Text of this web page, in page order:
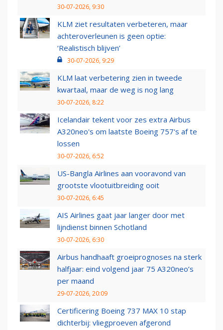
30-07-2026, 9:30
KLM ziet resultaten verbeteren, maar
achteroverleunen is geen optie:
‘Realistisch blijven’
30-07-2026, 9:29
KLM laat verbetering zien in tweede
kwartaal, maar de weg is nog lang
30-07-2026, 8:22
Icelandair tekent voor zes extra Airbus
A320neo's om laatste Boeing 757's af te
lossen
30-07-2026, 6:52
US-Bangla Airlines aan vooravond van
grootste vlootuitbreiding ooit
30-07-2026, 6:45
AIS Airlines gaat jaar langer door met
lijndienst binnen Schotland
30-07-2026, 6:30
Airbus handhaaft groeiprognoses na sterk
halfjaar: eind volgend jaar 75 A320neo’s
per maand
29-07-2026, 20:09
Certificering Boeing 737 MAX 10 stap
dichterbij: vliegproeven afgerond